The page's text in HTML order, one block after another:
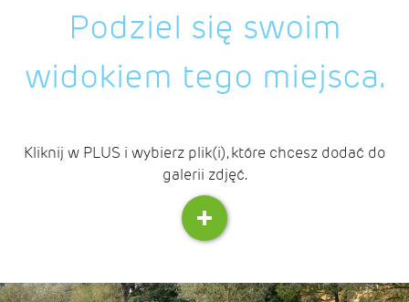
Podziel się swoim
widokiem tego miejsca.
Kliknij w PLUS i wybierz plik(i), które chcesz dodać do
galerii zdjęć.